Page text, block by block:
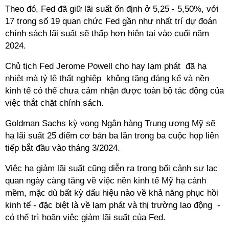
Theo đó, Fed đã giữ lãi suất ổn định ở 5,25 - 5,50%, với
17 trong số 19 quan chức Fed gần như nhất trí dự đoán
chính sách lãi suất sẽ thấp hơn hiện tại vào cuối năm
2024.
Chủ tịch Fed Jerome Powell cho hay lạm phát đã hạ
nhiệt mà tỷ lệ thất nghiệp không tăng đáng kể và nền
kinh tế có thể chưa cảm nhận được toàn bộ tác động của
việc thắt chặt chính sách.
Goldman Sachs kỳ vọng Ngân hàng Trung ương Mỹ sẽ
hạ lãi suất 25 điểm cơ bản ba lần trong ba cuộc họp liên
tiếp bắt đầu vào tháng 3/2024.
Việc hạ giảm lãi suất cũng diễn ra trong bối cảnh sự lạc
quan ngày càng tăng về việc nền kinh tế Mỹ hạ cánh
mềm, mặc dù bất kỳ dấu hiệu nào về khả năng phục hồi
kinh tế - đặc biệt là về lạm phát và thị trường lao động -
có thể trì hoãn việc giảm lãi suất của Fed.